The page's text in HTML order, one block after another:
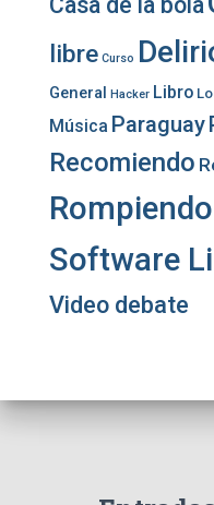
libre Curso
General Hacker Libro
Música Paraguay
Recomiendo
Software
Video debate